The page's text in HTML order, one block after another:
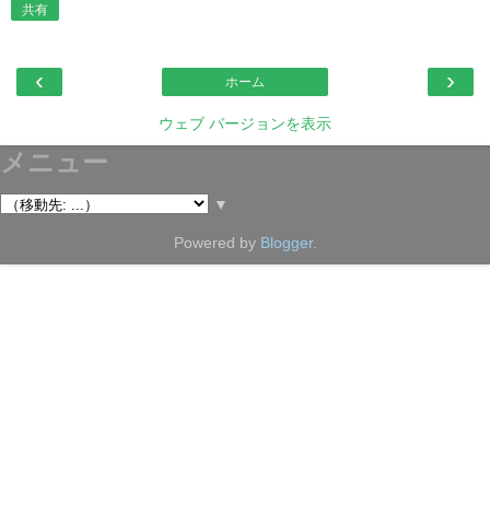
共有
‹ ›
ホーム
ウェブ バージョンを表示
メニュー
▼
Powered by Blogger.